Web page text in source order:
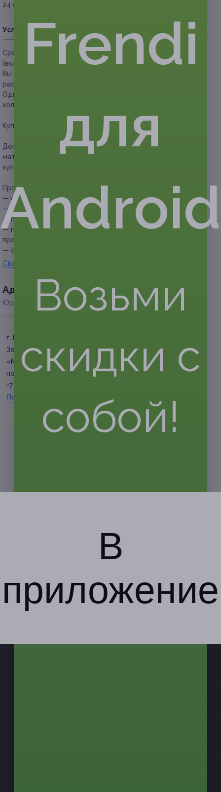
24 октября 2020 г.
Условия Описание
Срок действия купонов: с 25.10.2020 до 19.01.2021
(включительно).
Вы можете предъявить купон в электронном или
распечатанном виде.
Один человек может использовать неограниченное
количество купонов для себя или в подарок.
Купон действует на курс обучения шугарингу.
Дополнительное преимущество:
все расходные
материалы для проведения обучения входят в стоимость
купона.
Прочие условия:
— обучение проводится в группах по 2–3 человека;
— продолжительность курсов обучения — 5 часов;
— по окончании обучения выдается сертификат;
— перед покупкой купона необходимо уточнить время
проведения занятий по телефону;
— обязательна предварительная запись по телефону.
Свернуть
Адресa
Юридическая информация о партнёре
г. Краснодар, ул.
Зеленоградская, д. 40 (ЖК
«Молодежный»)
по предварительной записи
+7 (967) 306-11-78
Показать номер телефона
Frendi
для
Android
Возьми
скидки с
собой!
В
приложение